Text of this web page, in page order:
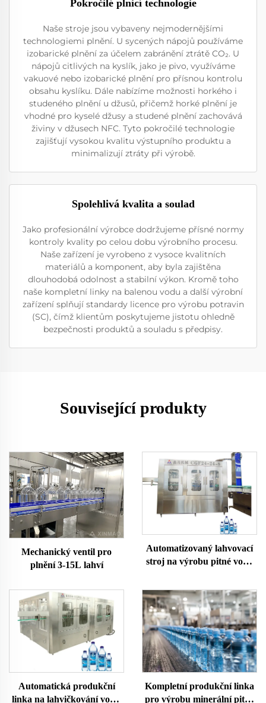
Pokročilé plnicí technologie
Naše stroje jsou vybaveny nejmodernějšími
technologiemi plnění. U sycených nápojů používáme
izobarické plnění za účelem zabránění ztrátě CO₂. U
nápojů citlivých na kyslík, jako je pivo, využíváme
vakuové nebo izobarické plnění pro přísnou kontrolu
obsahu kyslíku. Dále nabízíme možnosti horkého i
studeného plnění u džusů, přičemž horké plnění je
vhodné pro kyselé džusy a studené plnění zachovává
živiny v džusech NFC. Tyto pokročilé technologie
zajišťují vysokou kvalitu výstupního produktu a
minimalizují ztráty při výrobě.
Spolehlivá kvalita a soulad
Jako profesionální výrobce dodržujeme přísné normy
kontroly kvality po celou dobu výrobního procesu.
Naše zařízení je vyrobeno z vysoce kvalitních
materiálů a komponent, aby byla zajištěna
dlouhodobá odolnost a stabilní výkon. Kromě toho
naše kompletní linky na balenou vodu a další výrobní
zařízení splňují standardy licence pro výrobu potravin
(SC), čímž klientům poskytujeme jistotu ohledně
bezpečnosti produktů a souladu s předpisy.
Související produkty
Mechanický ventil pro
plnění 3-15L lahví
Automatizovaný lahvovací
stroj na výrobu pitné vody
Automatická produkční
linka na lahvičkování vody,
Kompletní produkční linka
pro výrobu minerální pitné